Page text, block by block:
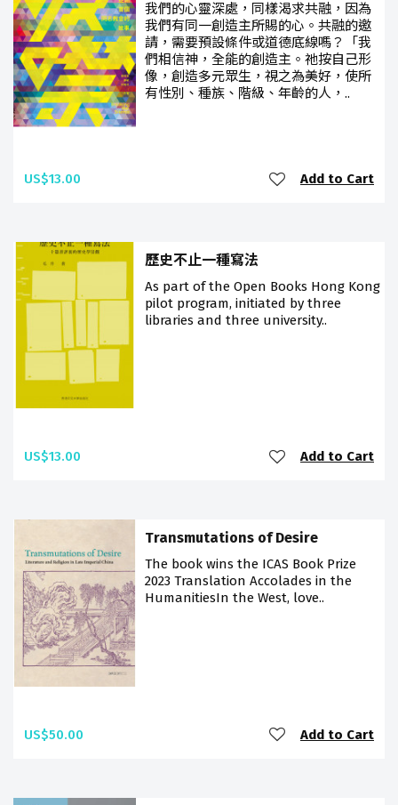
我們的心靈深處，同樣渴求共融，因為
我們有同一創造主所賜的心。共融的邀
請，需要預設條件或道德底線嗎？「我
們相信神，全能的創造主。祂按自己形
像，創造多元眾生，視之為美好，使所
有性別、種族、階級、年齡的人，..
US$13.00 Add to Cart
歷史不止一種寫法
As part of the Open Books Hong Kong
pilot program, initiated by three
libraries and three university..
US$13.00 Add to Cart
Transmutations of Desire
The book wins the ICAS Book Prize
2023 Translation Accolades in the
HumanitiesIn the West, love..
US$50.00 Add to Cart